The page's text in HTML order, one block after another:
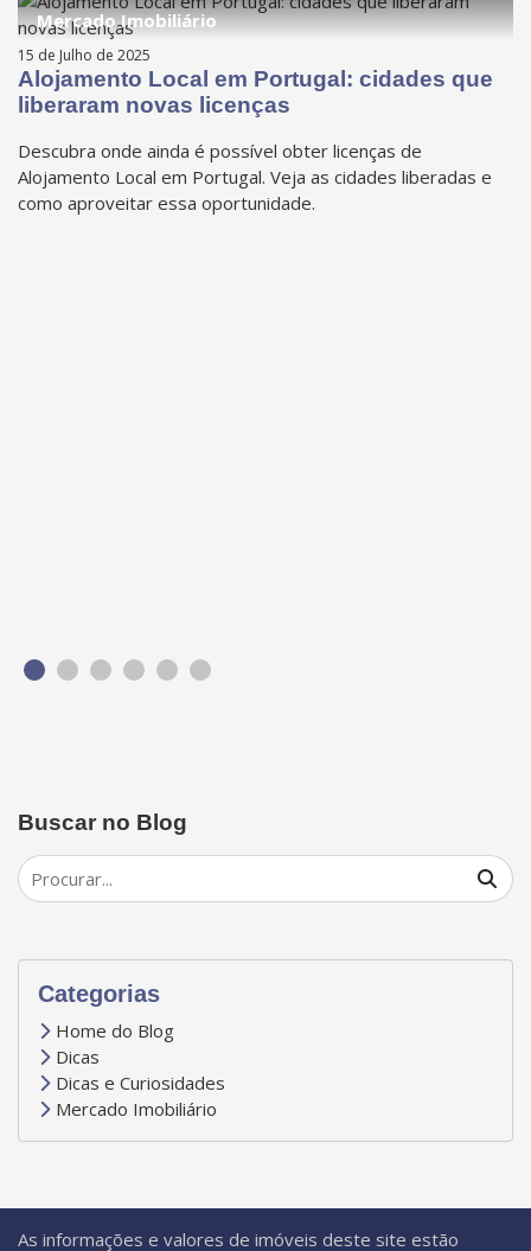
Mercado Imobiliário
15 de Julho de 2025
Alojamento Local em Portugal: cidades que
liberaram novas licenças
Descubra onde ainda é possível obter licenças de
Alojamento Local em Portugal. Veja as cidades liberadas e
como aproveitar essa oportunidade.
Buscar no Blog
Categorias
Home do Blog
Dicas
Dicas e Curiosidades
Mercado Imobiliário
As informações e valores de imóveis deste site estão